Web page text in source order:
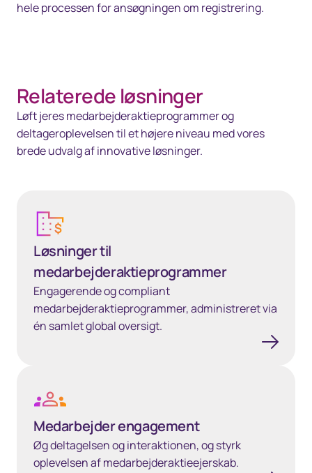
hele processen for ansøgningen om registrering.
Relaterede løsninger
Løft jeres medarbejderaktieprogrammer og
deltageroplevelsen til et højere niveau med vores
brede udvalg af innovative løsninger.
Løsninger til
medarbejderaktieprogrammer
Engagerende og compliant
medarbejderaktieprogrammer, administreret via
én samlet global oversigt.
Medarbejder engagement
Øg deltagelsen og interaktionen, og styrk
oplevelsen af medarbejderaktieejerskab.